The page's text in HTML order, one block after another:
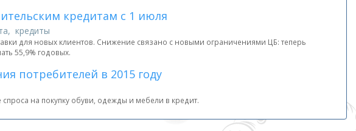
кредитам с 1 июля
кредиты
для новых клиентов. Снижение связано с новыми ограничениями ЦБ: теперь
55,9% годовых.
потребителей в 2015 году
на покупку обуви, одежды и мебели в кредит.